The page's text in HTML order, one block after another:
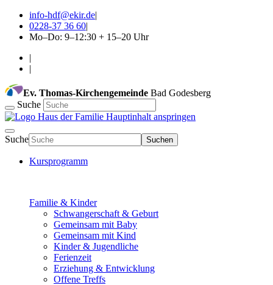
info-hdf@ekir.de|
0228-37 36 60|
Mo–Do: 9–12:30 + 15–20 Uhr
|
|
Ev. Thomas-Kirchengemeinde Bad Godesberg
Suche
Hauptinhalt anspringen
Suche Suchen
Kursprogramm
Familie & Kinder
Schwangerschaft & Geburt
Gemeinsam mit Baby
Gemeinsam mit Kind
Kinder & Jugendliche
Ferienzeit
Erziehung & Entwicklung
Offene Treffs